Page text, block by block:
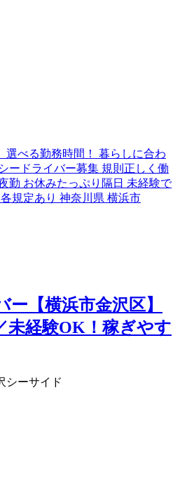
【横浜市金沢区】
経験OK！稼ぎやす
シーサイド